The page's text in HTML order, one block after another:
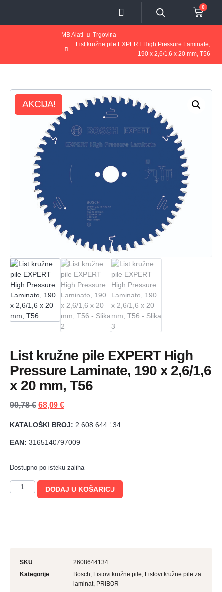
0
MB Alati
Trgovina
List kružne pile EXPERT High Pressure Laminate,
190 x 2,6/1,6 x 20 mm, T56
AKCIJA!
List kružne pile EXPERT High
Pressure Laminate, 190 x 2,6/1,6
x 20 mm, T56
90,78€ 68,09 €
KATALOŠKI BROJ: 2 608 644 134
EAN: 3165140797009
Dostupno po isteku zaliha
DODAJ U KOŠARICU
SKU
2608644134
Kategorije
Bosch, Listovi kružne pile, Listovi kružne pile za
laminat, PRIBOR